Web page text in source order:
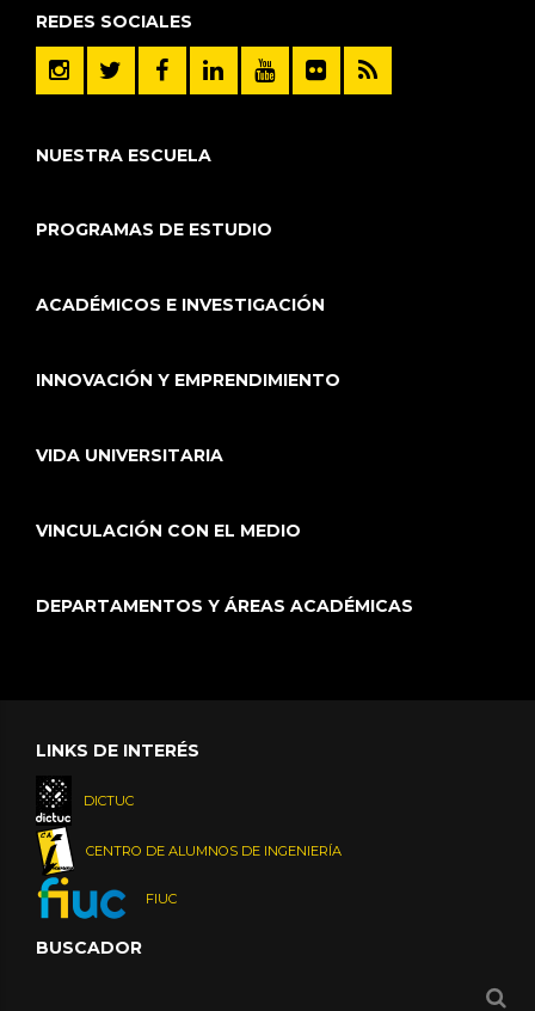
REDES SOCIALES
NUESTRA ESCUELA
PROGRAMAS DE ESTUDIO
ACADÉMICOS E INVESTIGACIÓN
INNOVACIÓN Y EMPRENDIMIENTO
VIDA UNIVERSITARIA
VINCULACIÓN CON EL MEDIO
DEPARTAMENTOS Y ÁREAS ACADÉMICAS
LINKS DE INTERÉS
DICTUC
CENTRO DE ALUMNOS DE INGENIERÍA
FIUC
BUSCADOR